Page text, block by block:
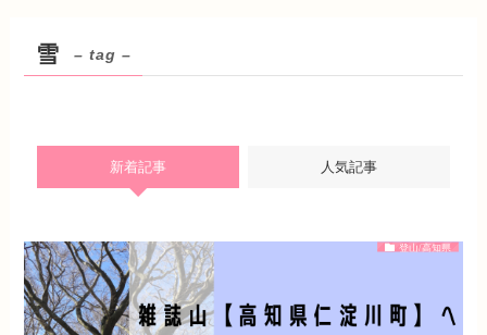
雪 – tag –
新着記事 人気記事
登山/高知県